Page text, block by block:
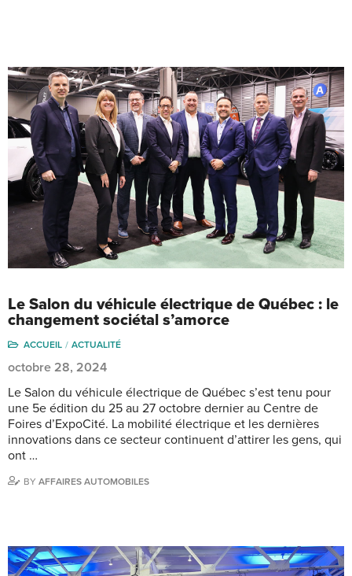
Le Salon du véhicule électrique de Québec : le
changement sociétal s’amorce
ACCUEIL ACTUALITÉ
octobre 28, 2024
Le Salon du véhicule électrique de Québec s’est tenu pour
une 5e édition du 25 au 27 octobre dernier au Centre de
Foires d’ExpoCité. La mobilité électrique et les dernières
innovations dans ce secteur continuent d’attirer les gens, qui
ont …
BY AFFAIRES AUTOMOBILES